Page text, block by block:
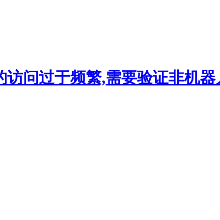
访问过于频繁,需要验证非机器